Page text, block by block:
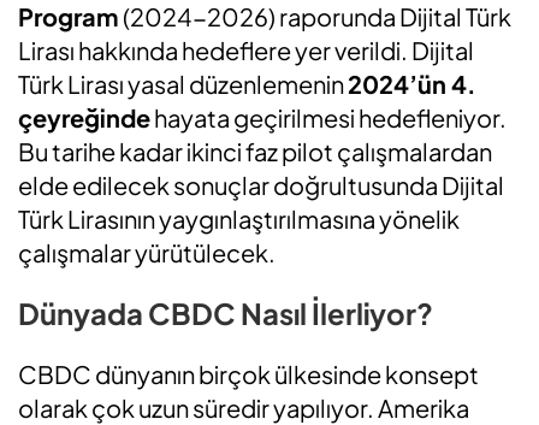
Program (2024-2026) raporunda Dijital Türk
Lirası hakkında hedeflere yer verildi. Dijital
Türk Lirası yasal düzenlemenin2024’ün 4.
çeyreğindehayata geçirilmesi hedefleniyor.
Bu tarihe kadar ikinci faz pilot çalışmalardan
elde edilecek sonuçlar doğrultusunda Dijital
Türk Lirasının yaygınlaştırılmasına yönelik
çalışmalar yürütülecek.
Dünyada CBDC Nasıl İlerliyor?
CBDC dünyanın birçok ülkesinde konsept
olarak çok uzun süredir yapılıyor. Amerika